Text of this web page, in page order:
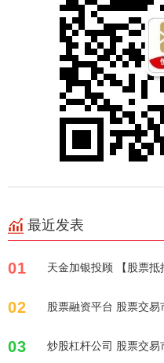
最近发表
01 天金加银投顾 【股票
02 股票融资平台 股票交
03 炒股杠杆公司 股票交